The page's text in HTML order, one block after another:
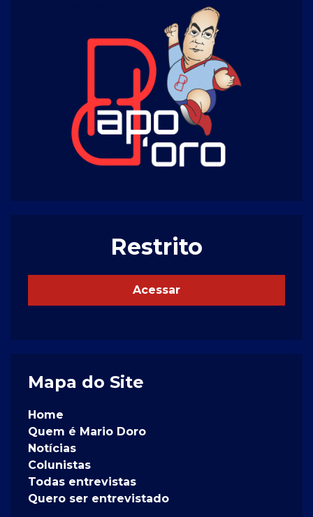
Restrito
Acessar
Mapa do Site
Home
Quem é Mario Doro
Notícias
Colunistas
Todas entrevistas
Quero ser entrevistado